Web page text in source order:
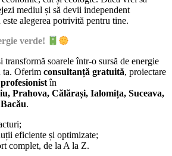
mediul și să devii independent
alegerea potrivită pentru tine.
verde!
soarele într-o sursă de energie
ta. Oferim consultanță gratuită, proiectare
în
Prahova, Călărași, Ialomița, Suceava,
.
eficiente și optimizate;
complet, de la A la Z.